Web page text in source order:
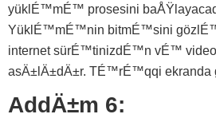
yüklÉ™mÉ™ prosesini
YüklÉ™mÉ™nin bitmÉ™sini
internet sürÉ™tinizdÉ™n vÉ™
asÄ±lÄ±dÄ±r. TÉ™rÉ™qqi
AddÄ±m 6: